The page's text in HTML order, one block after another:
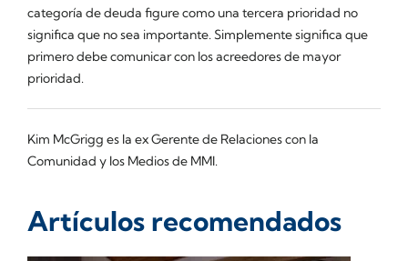
categoría de deuda figure como una tercera prioridad no
significa que no sea importante. Simplemente significa que
primero debe comunicar con los acreedores de mayor
prioridad.
Kim McGrigg es la ex Gerente de Relaciones con la
Comunidad y los Medios de MMI.
Artículos recomendados